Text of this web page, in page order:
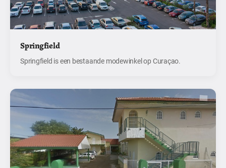
Springfield
Springfield is een bestaande modewinkel op Curaçao.